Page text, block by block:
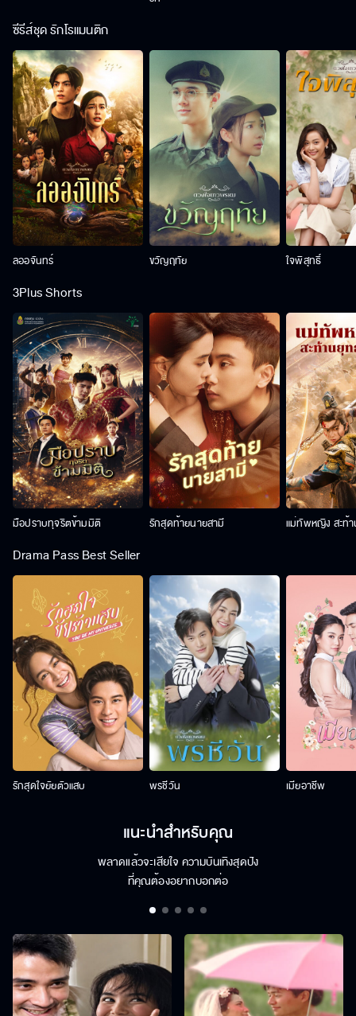
ซีรีส์ชุด รักโรแมนติก
ลออจันทร์ ขวัญฤทัย ใจพิสุทธิ์
3Plus Shorts
มือปราบทุจริตข้ามมิติ รักสุดท้ายนายสามี แม่ทัพหญิง สะท้
Drama Pass Best Seller
รักสุดใจยัยตัวแสบ พรชีวัน เมียอาชีพ
แนะนำสำหรับคุณ
พลาดแล้วจะเสียใจ ความบันเทิงสุดปัง
ที่คุณต้องอยากบอกต่อ